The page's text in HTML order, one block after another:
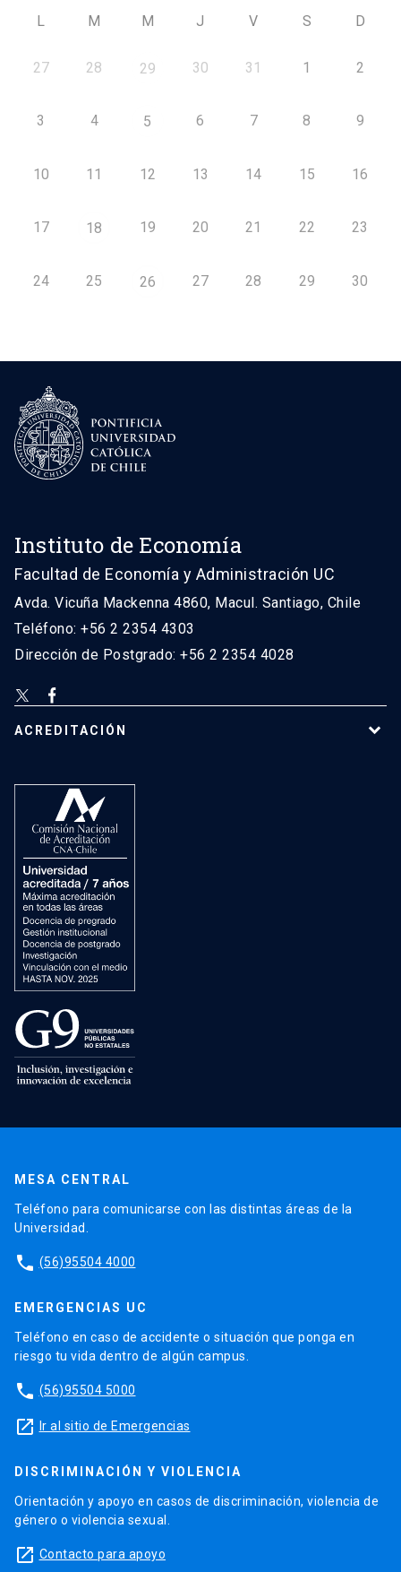
L M M J V S D
27 28 29 30 31 1 2
3 4 5 6 7 8 9
10 11 12 13 14 15 16
17 18 19 20 21 22 23
24 25 26 27 28 29 30
Instituto de Economía
Facultad de Economía y Administración UC
Avda. Vicuña Mackenna 4860, Macul. Santiago, Chile
Teléfono: +56 2 2354 4303
Dirección de Postgrado: +56 2 2354 4028
ACREDITACIÓN
MESA CENTRAL
Teléfono para comunicarse con las distintas áreas de la
Universidad.
phone (56)95504 4000
EMERGENCIAS UC
Teléfono en caso de accidente o situación que ponga en
riesgo tu vida dentro de algún campus.
phone (56)95504 5000
launch Ir al sitio de Emergencias
DISCRIMINACIÓN Y VIOLENCIA
Orientación y apoyo en casos de discriminación, violencia de
género o violencia sexual.
launch Contacto para apoyo